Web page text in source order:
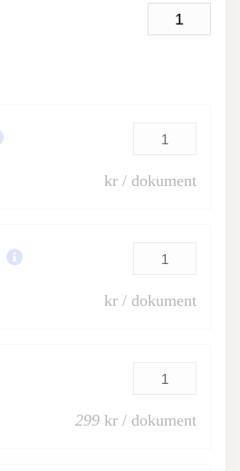
kr / dokument
kr / dokument
299 kr / dokument